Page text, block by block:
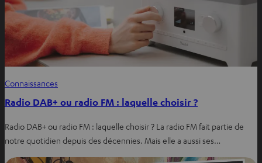
Connaissances
Radio DAB+ ou radio FM : laquelle choisir ?
Radio DAB+ ou radio FM : laquelle choisir ? La radio FM fait partie de
notre quotidien depuis des décennies. Mais elle a aussi ses…